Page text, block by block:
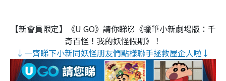
【新會員限定】《U GO》請你睇👹《蠟筆小新劇場版：千
奇百怪！我的妖怪假期》！
↓一齊睇下小新同妖怪朋友們點樣聯手拯救屋企人啦↓